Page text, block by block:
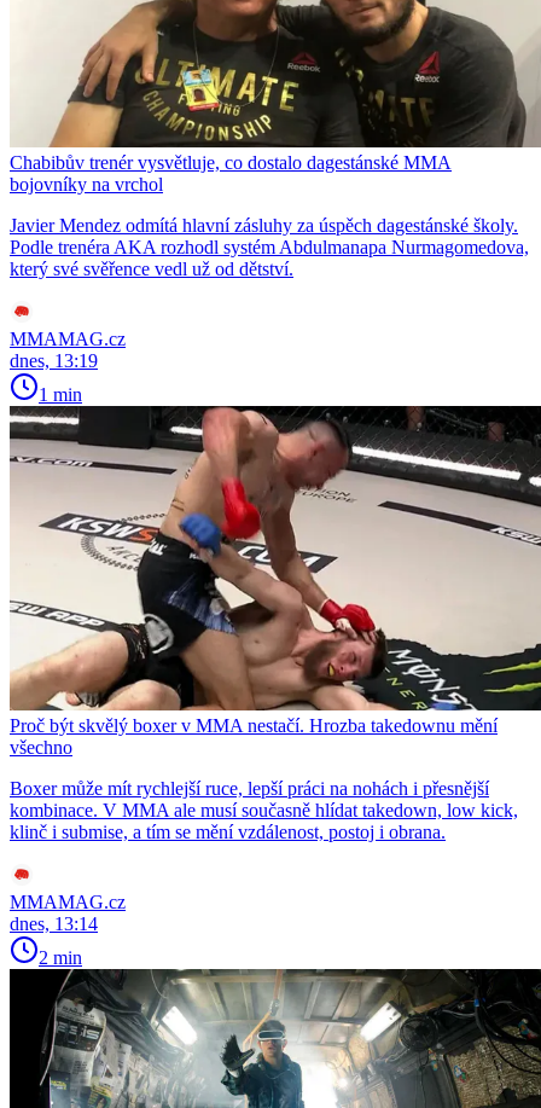
Chabibův trenér vysvětluje, co dostalo dagestánské MMA
bojovníky na vrchol
Javier Mendez odmítá hlavní zásluhy za úspěch dagestánské školy.
Podle trenéra AKA rozhodl systém Abdulmanapa Nurmagomedova,
který své svěřence vedl už od dětství.
MMAMAG.cz
dnes, 13:19
1 min
Proč být skvělý boxer v MMA nestačí. Hrozba takedownu mění
všechno
Boxer může mít rychlejší ruce, lepší práci na nohách i přesnější
kombinace. V MMA ale musí současně hlídat takedown, low kick,
klinč i submise, a tím se mění vzdálenost, postoj i obrana.
MMAMAG.cz
dnes, 13:14
2 min